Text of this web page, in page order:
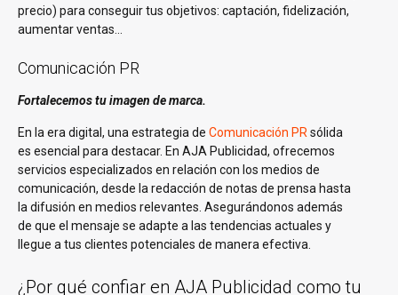
precio) para conseguir tus objetivos: captación, fidelización,
aumentar ventas…
Comunicación PR
Fortalecemos tu imagen de marca.
En la era digital, una estrategia de Comunicación PR sólida
es esencial para destacar. En AJA Publicidad, ofrecemos
servicios especializados en relación con los medios de
comunicación, desde la redacción de notas de prensa hasta
la difusión en medios relevantes. Asegurándonos además
de que el mensaje se adapte a las tendencias actuales y
llegue a tus clientes potenciales de manera efectiva.
¿Por qué confiar en AJA Publicidad como tu